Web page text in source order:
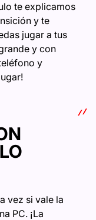
te explicamos
y te
jugar a tus
y con
y
vez si vale la
PC. ¡La